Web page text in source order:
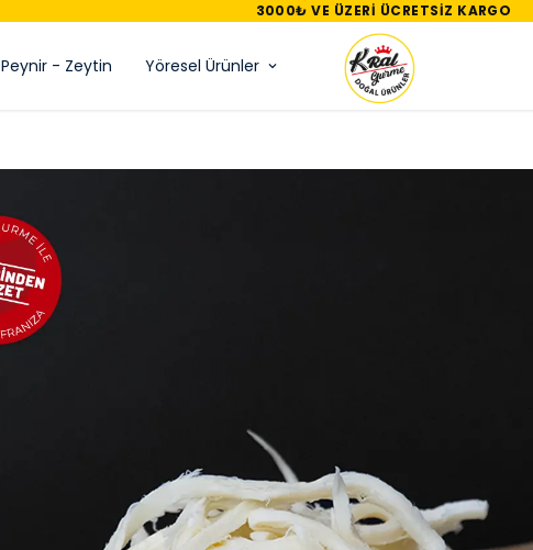
3000₺ VE ÜZERI ÜCRETSIZ KARGO
Peynir - Zeytin Yöresel Ürünler